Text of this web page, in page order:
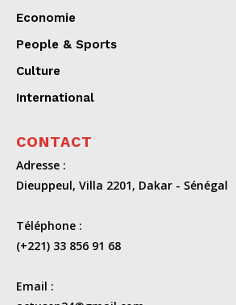
Economie
People & Sports
Culture
International
CONTACT
Adresse :
Dieuppeul, Villa 2201, Dakar - Sénégal
Téléphone :
(+221) 33 856 91 68
Email :